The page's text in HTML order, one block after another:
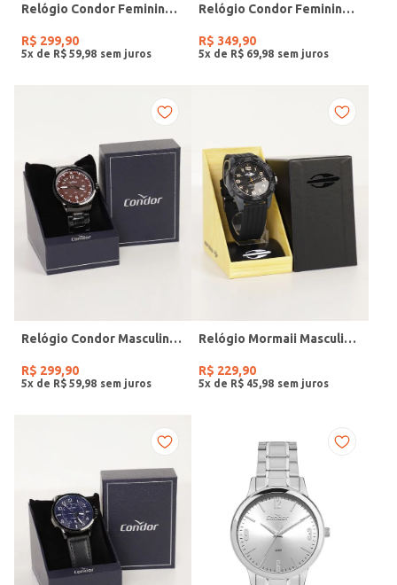
Relógio Condor Feminino DOURADO
R$ 299,90
5x de R$ 59 98
Relógio Condor Feminino DOURADO
R$ 349,90
5x de R$ 69 98
Relógio Condor Masculino PRETO
R$ 299,90
5x de R$ 59 98
Relógio Mormaii Masculino PRETO
R$ 229,90
5x de R$ 45 98